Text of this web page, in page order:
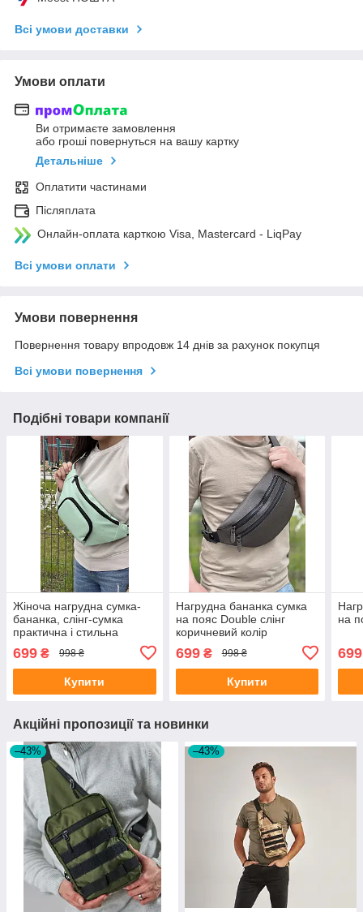
Всі умови доставки
Умови оплати
Ви отримаєте замовлення
або гроші повернуться на вашу картку
Детальніше
Оплатити частинами
Післяплата
Онлайн-оплата карткою Visa, Mastercard - LiqPay
Всі умови оплати
Умови повернення
Повернення товару впродовж 14 днів за рахунок покупця
Всі умови повернення
Подібні товари компанії
Жіноча нагрудна сумка-
бананка, слінг-сумка
практична і стильна
699 ₴ 998 ₴
Купити
Нагрудна бананка сумка
на пояс Double слінг
коричневий колір
699₴ 998 ₴
Купити
на
699
Акційні пропозиції та новинки
–43% –43%